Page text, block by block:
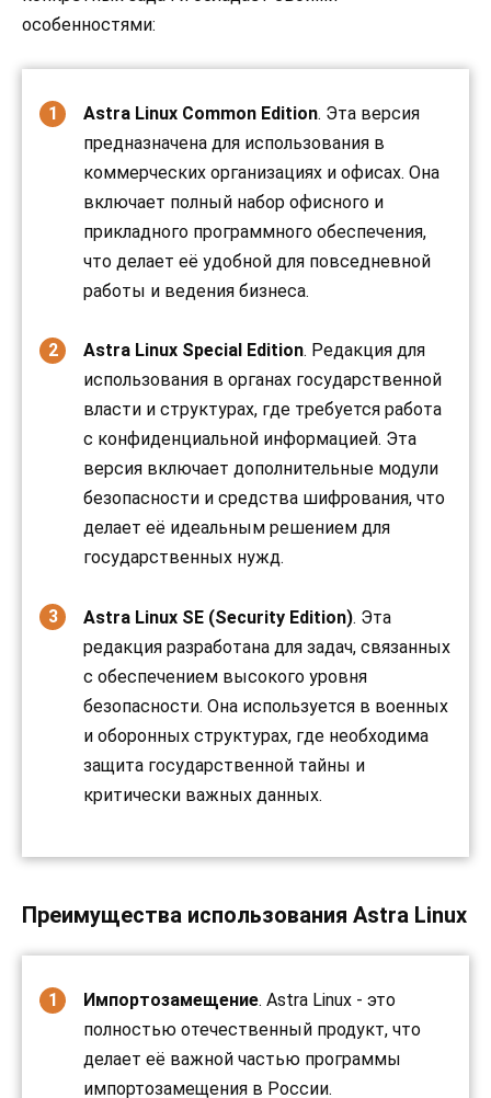
особенностями:
Astra Linux Common Edition. Эта версия
предназначена для использования в
коммерческих организациях и офисах. Она
включает полный набор офисного и
прикладного программного обеспечения,
что делает её удобной для повседневной
работы и ведения бизнеса.
Astra Linux Special Edition. Редакция для
использования в органах государственной
власти и структурах, где требуется работа
с конфиденциальной информацией. Эта
версия включает дополнительные модули
безопасности и средства шифрования, что
делает её идеальным решением для
государственных нужд.
Astra Linux SE (Security Edition). Эта
редакция разработана для задач, связанных
с обеспечением высокого уровня
безопасности. Она используется в военных
и оборонных структурах, где необходима
защита государственной тайны и
критически важных данных.
Преимущества использования Astra Linux
Импортозамещение. Astra Linux - это
полностью отечественный продукт, что
делает её важной частью программы
импортозамещения в России.